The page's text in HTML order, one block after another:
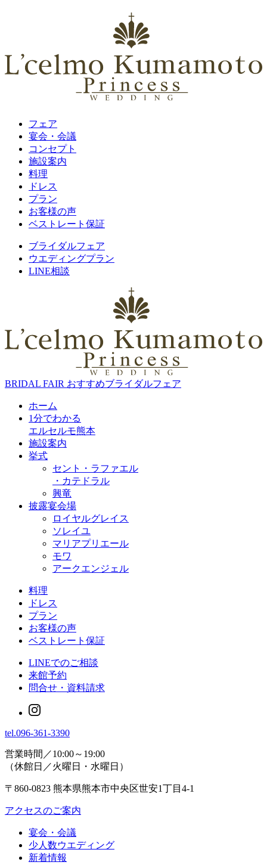
フェア
宴会・会議
コンセプト
施設案内
料理
ドレス
プラン
お客様の声
ベストレート保証
ブライダルフェア
ウエディングプラン
LINE相談
BRIDAL FAIR おすすめブライダルフェア
ホーム
1分でわかる
エルセルモ熊本
施設案内
挙式
セント・ラファエル
・カテドラル
興竜
披露宴会場
ロイヤルグレイス
ソレイユ
マリアプリエール
モワ
アークエンジェル
料理
ドレス
プラン
お客様の声
ベストレート保証
LINEでのご相談
来館予約
問合せ・資料請求
tel.096-361-3390
営業時間／10:00～19:00
（休館日／火曜日・水曜日）
〒860-0823 熊本県熊本市中央区世安1丁目4-1
アクセスのご案内
宴会・会議
少人数ウエディング
新着情報